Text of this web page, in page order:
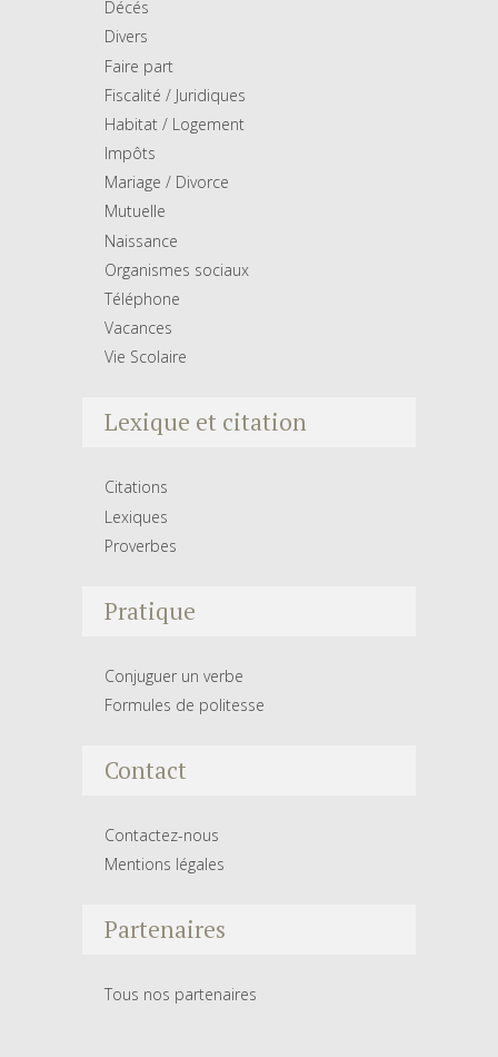
Décés
Divers
Faire part
Fiscalité / Juridiques
Habitat / Logement
Impôts
Mariage / Divorce
Mutuelle
Naissance
Organismes sociaux
Téléphone
Vacances
Vie Scolaire
Lexique et citation
Citations
Lexiques
Proverbes
Pratique
Conjuguer un verbe
Formules de politesse
Contact
Contactez-nous
Mentions légales
Partenaires
Tous nos partenaires